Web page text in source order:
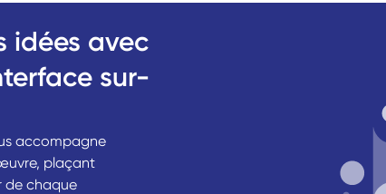
idées avec
sur-
accompagne
plaçant
de chaque